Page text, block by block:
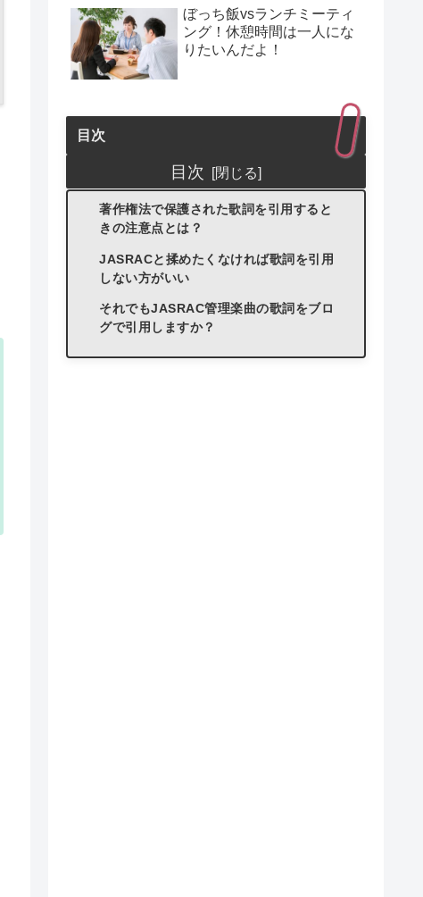
ぼっち飯vsランチミーティ
ング！休憩時間は一人にな
りたいんだよ！
目次
目次
著作権法で保護された歌詞を引用すると
きの注意点とは？
JASRACと揉めたくなければ歌詞を引用
しない方がいい
それでもJASRAC管理楽曲の歌詞をブロ
グで引用しますか？